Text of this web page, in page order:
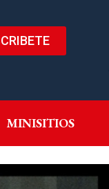
MINISITIOS
MINISITIOS